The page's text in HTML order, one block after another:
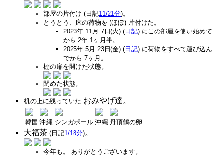
部屋の片付け (日記11/21分)。
とうとう、床の荷物を (ほぼ) 片付けた。
2023年 11月 7日(火) ( 日記) にこの部屋を使い始めて
から 2年 1ヶ月半。
2025年 5月 23日(金) ( 日記) に荷物をすべて運び込ん
でから 7ヶ月。
棚の扉を開けた状態。
閉めた状態。
机の上に残っていた おみやげ達。
韓国 沖縄 シンガポール 沖縄 丹頂鶴の卵
大福茶 (日記1/18分)。
今年も。 ありがとうございます。